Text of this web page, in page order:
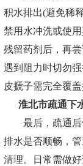
积水排出(避免稀
禁用水冲洗或使
残留药剂后，再
遇到阻力时切勿
皮搋子需完全覆
淮北市疏通下
最后，疏通后
排水是否顺畅，
清理。日常需做